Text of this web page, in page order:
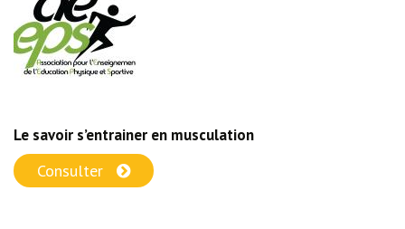
Le savoir s’entrainer en musculation
Consulter